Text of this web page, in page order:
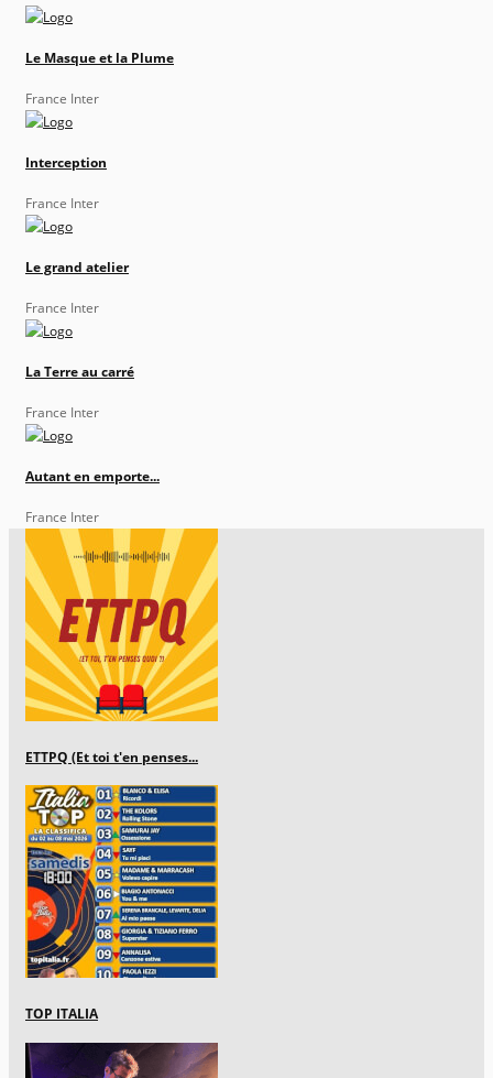
Le Masque et la Plume
France Inter
Interception
France Inter
Le grand atelier
France Inter
La Terre au carré
France Inter
Autant en emporte...
France Inter
ETTPQ (Et toi t'en penses...
TOP ITALIA